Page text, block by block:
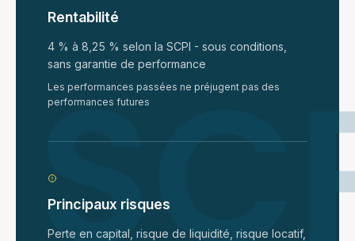
Rentabilité
4 % à 8,25 % selon la SCPI - sous conditions,
sans garantie de performance
Les performances passées ne préjugent pas des
performances futures
Principaux risques
Perte en capital, risque de liquidité, risque locatif,